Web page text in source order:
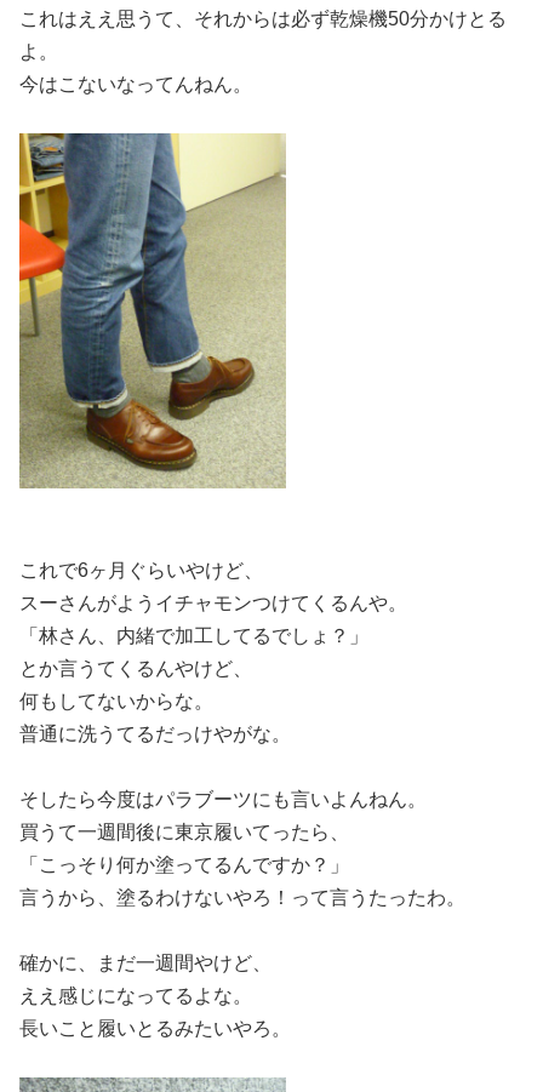
これはええ思うて、それからは必ず乾燥機50分かけとる
よ。
今はこないなってんねん。
これで6ヶ月ぐらいやけど、
スーさんがようイチャモンつけてくるんや。
「林さん、内緒で加工してるでしょ？」
とか言うてくるんやけど、
何もしてないからな。
普通に洗うてるだっけやがな。
そしたら今度はパラブーツにも言いよんねん。
買うて一週間後に東京履いてったら、
「こっそり何か塗ってるんですか？」
言うから、塗るわけないやろ！って言うたったわ。
確かに、まだ一週間やけど、
ええ感じになってるよな。
長いこと履いとるみたいやろ。